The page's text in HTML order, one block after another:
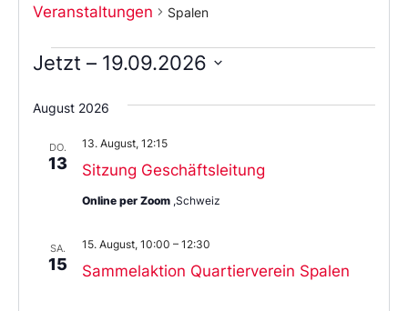
Veranstaltungen Spalen
Jetzt – 19.09.2026
Sie
das
aus.
August 2026
DO.
13 Sitzung Geschäftsleitung
13. August, 12:15
Online per Zoom ,Schweiz
SA.
15 Sammelaktion Quartierverein Spalen
15. August, 10:00 – 12:30